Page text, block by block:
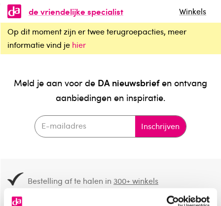
de vriendelijke specialist
Winkels
Op dit moment zijn er twee terugroepacties, meer
informatie vind je hier
Meld je aan voor de DA nieuwsbriefen ontvang
aanbiedingen en inspiratie.
Inschrijven
Bestelling af te halen in300+ winkels